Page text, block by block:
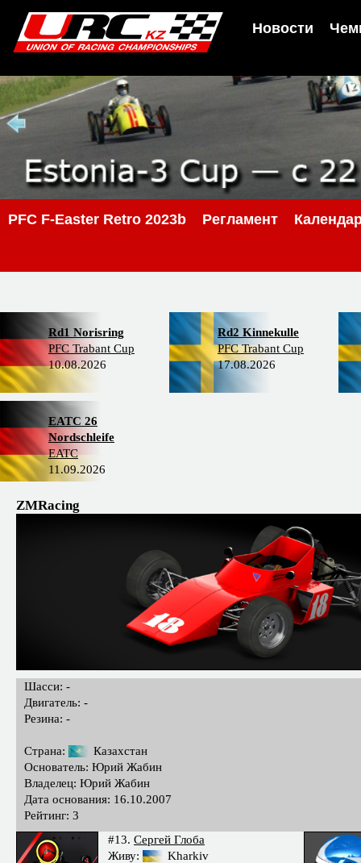
Новости
PFС F-Easter Retro 2023b Регламент
Rd1 Norisring
PFC Trabant Cup
10.08.2026
Rd2 Kinnekulle
PFC Trabant Cup
17.08.2026
EATC 26
Nordschleife
EATC
11.09.2026
ZMRacing
Шасси: -
Двигатель: -
Резина: -
Страна:
Казахстан
Основатель: Юрий Жабин
Владелец: Юрий Жабин
Дата основания: 16.10.2007
Рейтинг: 3
#13. Сергей Глоба
Живу:
Kharkiv